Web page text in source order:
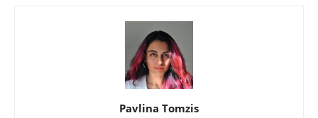
Pavlina Tomzis